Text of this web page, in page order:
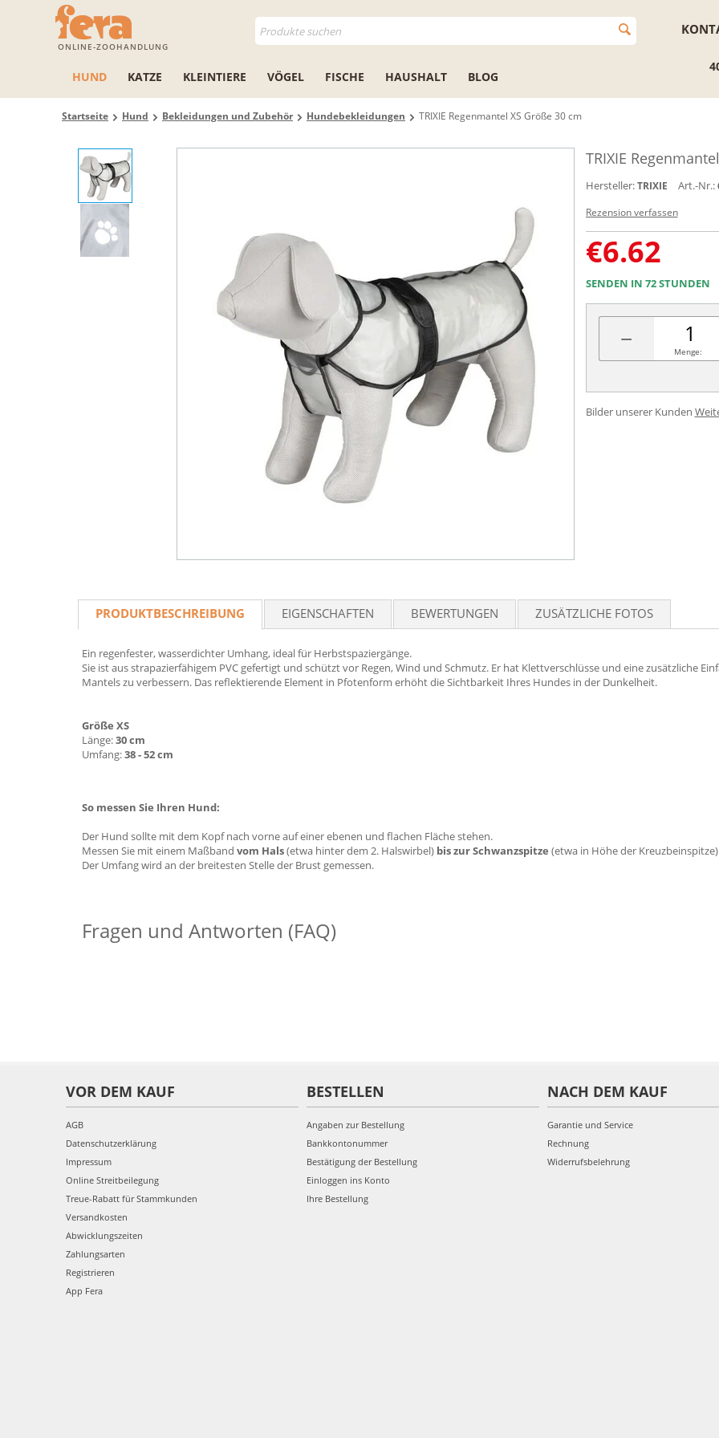
ONLINE-ZOOHANDLUNG
HUND KATZE KLEINTIERE VÖGEL FISCHE HAUSHALT BLOG
Startseite Hund Bekleidungen und Zubehör Hundebekleidungen TRIXIE Regenmantel XS Größe 30 cm
TRIXIE
Hersteller: TRIXIE Art.-Nr.:
Rezension verfassen
€6.62
SENDEN IN 72 STUNDEN
− Menge:
Bilder unserer Kunden
PRODUKTBESCHREIBUNG EIGENSCHAFTEN BEWERTUNGEN ZUSÄTZLICHE FOTOS
Ein regenfester, wasserdichter Umhang, ideal für Herbstspaziergänge.
Sie ist aus strapazierfähigem PVC gefertigt und schützt vor Regen, Wind und Schmutz. Er hat Klettverschlüsse und eine zusätzliche
Mantels zu verbessern. Das reflektierende Element in Pfotenform erhöht die Sichtbarkeit Ihres Hundes in der Dunkelheit.
Größe XS
Länge:30 cm
Umfang:38 - 52 cm
So messen Sie Ihren Hund:
Der Hund sollte mit dem Kopf nach vorne auf einer ebenen und flachen Fläche stehen.
Messen Sie mit einem Maßband vom Hals(etwa hinter dem 2. Halswirbel) bis zur Schwanzspitze (etwa in Höhe der
Der Umfang wird an der breitesten Stelle der Brust gemessen.
Fragen und Antworten (FAQ)
VOR DEM KAUF
AGB
Datenschutzerklärung
Impressum
Online Streitbeilegung
Treue-Rabatt für Stammkunden
Versandkosten
Abwicklungszeiten
Zahlungsarten
Registrieren
App Fera
BESTELLEN
Angaben zur Bestellung
Bankkontonummer
Bestätigung der Bestellung
Einloggen ins Konto
Ihre Bestellung
NACH DEM KAUF
Garantie und Service
Rechnung
Widerrufsbelehrung